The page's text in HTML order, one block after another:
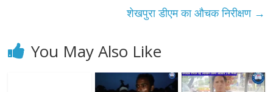
शेखपुरा डीएम का औचक निरीक्षण →
You May Also Like